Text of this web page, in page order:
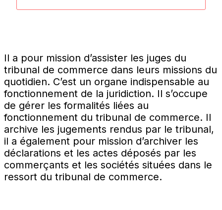
Il a pour mission d’assister les juges du
tribunal de commerce dans leurs missions du
quotidien. C’est un organe indispensable au
fonctionnement de la juridiction. Il s’occupe
de gérer les formalités liées au
fonctionnement du tribunal de commerce. Il
archive les jugements rendus par le tribunal,
il a également pour mission d’archiver les
déclarations et les actes déposés par les
commerçants et les sociétés situées dans le
ressort du tribunal de commerce.